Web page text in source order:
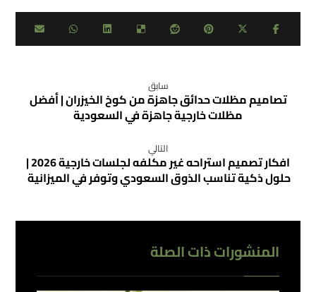
سابق
تصاميم مظلات حدائق جاهزة من كوخ الخيزران | أفضل
مظلات خارجية جاهزة في السعودية
التالي
افكار تصميم استراحه غير مكلفه لجلسات خارجية 2026 |
حلول ذكية تناسب الذوق السعودي وتوفر في الميزانية
المنشورات ذات الصلة